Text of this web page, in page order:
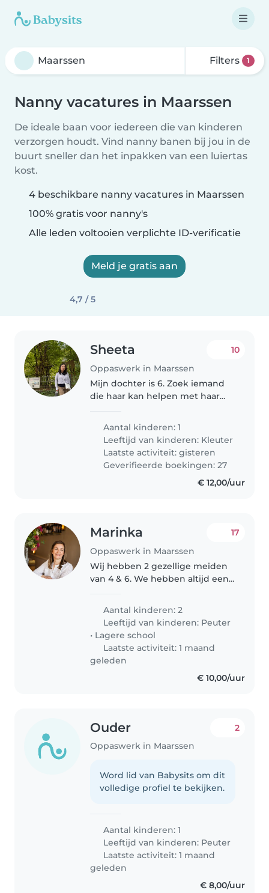
Filters 1
Nanny vacatures in Maarssen
De ideale baan voor iedereen die van kinderen
verzorgen houdt. Vind nanny banen bij jou in de
buurt sneller dan het inpakken van een luiertas
kost.
4 beschikbare nanny vacatures in Maarssen
100% gratis voor nanny's
Alle leden voltooien verplichte ID-verificatie
Meld je gratis aan
4,7 / 5
Sheeta
Oppaswerk in Maarssen
10
Mijn dochter is 6. Zoek iemand
die haar kan helpen met haar
Aantal kinderen: 1
Leeftijd van kinderen: Kleuter
Laatste activiteit: gisteren
Geverifieerde boekingen: 27
€ 12,00/uur
Marinka
Oppaswerk in Maarssen
17
Wij hebben 2 gezellige meiden
van 4 & 6. We hebben altijd een
meer oppassen dus zijn we op
zoek naar iemand anders!..
Aantal kinderen: 2
Leeftijd van kinderen: Peuter
• Lagere school
Laatste activiteit: 1 maand
geleden
€ 10,00/uur
Ouder
Oppaswerk in Maarssen
2
Word lid van Babysits om dit
volledige profiel te bekijken.
Aantal kinderen: 1
Leeftijd van kinderen: Peuter
Laatste activiteit: 1 maand
geleden
€ 8,00/uur